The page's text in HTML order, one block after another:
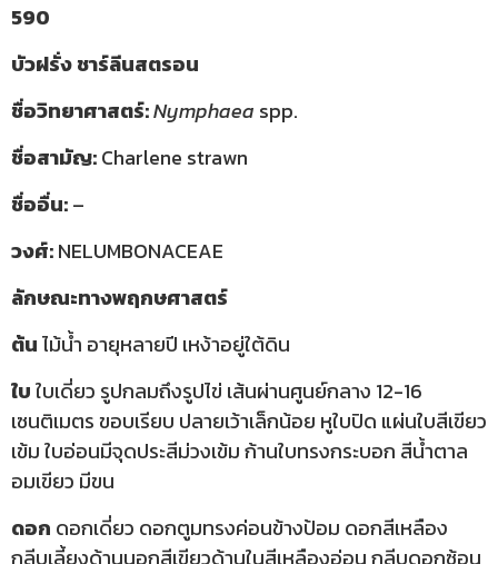
590
บัวฝรั่ง ชาร์ลีนสตรอน
ชื่อวิทยาศาสตร์:Nymphaea spp.
ชื่อสามัญ:Charlene strawn
ชื่ออื่น:–
วงศ์:NELUMBONACEAE
ลักษณะทางพฤกษศาสตร์
ต้นไม้น้ำ อายุหลายปี เหง้าอยู่ใต้ดิน
ใบใบเดี่ยว รูปกลมถึงรูปไข่ เส้นผ่านศูนย์กลาง 12-16
เซนติเมตร ขอบเรียบ ปลายเว้าเล็กน้อย หูใบปิด แผ่นใบสีเขียว
เข้ม ใบอ่อนมีจุดประสีม่วงเข้ม ก้านใบทรงกระบอก สีน้ำตาล
อมเขียว มีขน
ดอก ดอกเดี่ยว ดอกตูมทรงค่อนข้างป้อม ดอกสีเหลือง
กลีบเลี้ยงด้านนอกสีเขียวด้านในสีเหลืองอ่อน กลีบดอกซ้อน